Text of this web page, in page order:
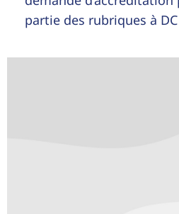
partie des rubriques à DC